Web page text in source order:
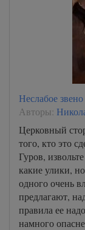
Неслабое звено
Авторы:
Церковный
того, кто это
Гуров,
какие улики,
одного очень
предлагают,
правила ее
намного